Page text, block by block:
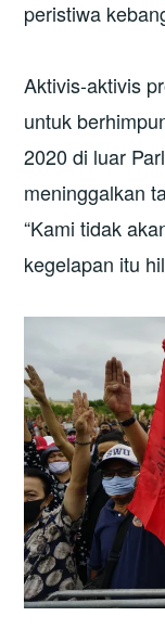
peristiwa
Aktivis-aktivis
untuk
2020 di luar
meninggalkan
“Kami tidak
kegelapan itu